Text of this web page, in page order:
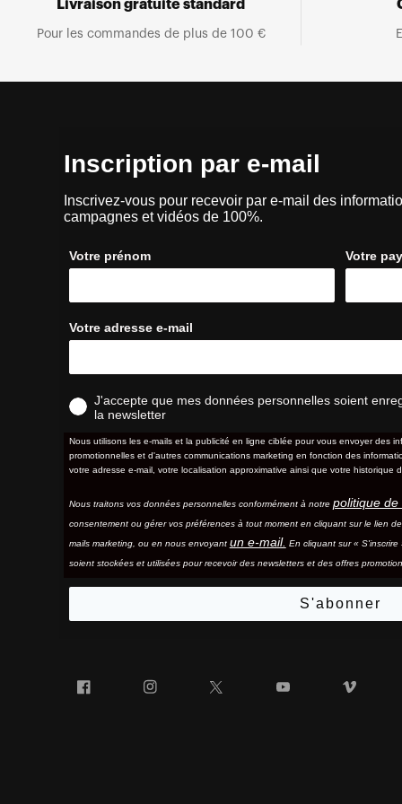
Livraison gratuite standard
Pour les commandes de plus de 100 €
Inscription par e-mail
Inscrivez-vous pour recevoir par e-mail des
campagnes et vidéos de 100%.
Votre prénom Votre
Votre adresse e-mail
J'accepte que mes données personnelles soient
la newsletter
Nous utilisons les e-mails et la publicité en ligne ciblée pour vous envoyer des
promotionnelles et d'autres communications marketing en fonction des
votre adresse e-mail, votre localisation approximative ainsi que votre historique
Nous traitons vos données personnelles conformément à notre politique de
consentement ou gérer vos préférences à tout moment en cliquant sur le lien
mails marketing, ou en nous envoyant un e-mail. En cliquant sur «
soient stockées et utilisées pour recevoir des newsletters et des offres
S'abonner
Facebook Instagram YouTube